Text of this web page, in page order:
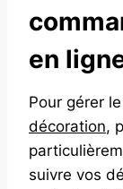
en
Pour gérer
décoration,
suivre vos